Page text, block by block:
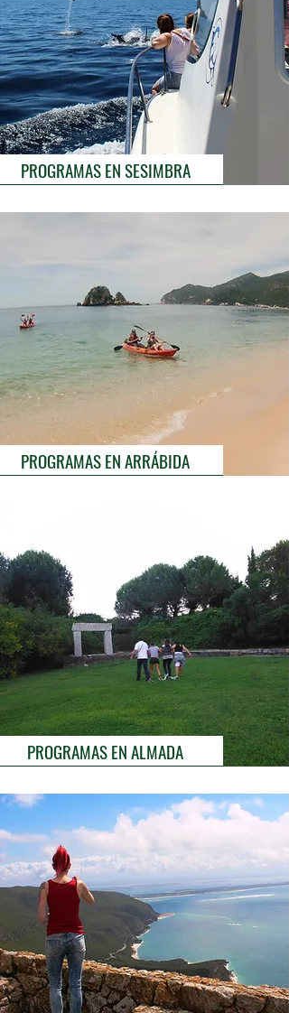
PROGRAMAS EN SESIMBRA
PROGRAMAS EN ARRÁBIDA
PROGRAMAS EN ALMADA